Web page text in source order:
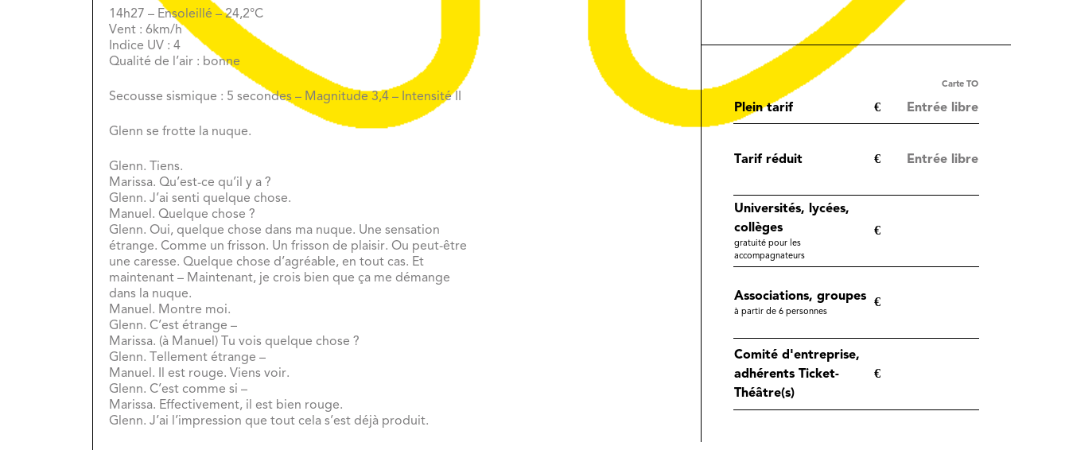
14h27 – Ensoleillé – 24,2°C
Vent : 6km/h
Indice UV : 4
Qualité de l’air : bonne
Secousse sismique : 5 secondes – Magnitude 3,4 – Intensité II
Glenn se frotte la nuque.
Glenn. Tiens.
Marissa. Qu’est-ce qu’il y a ?
Glenn. J’ai senti quelque chose.
Manuel. Quelque chose ?
Glenn. Oui, quelque chose dans ma nuque. Une sensation
étrange. Comme un frisson. Un frisson de plaisir. Ou peut-être
une caresse. Quelque chose d’agréable, en tout cas. Et
maintenant – Maintenant, je crois bien que ça me démange
dans la nuque.
Manuel. Montre moi.
Glenn. C’est étrange –
Marissa. (à Manuel) Tu vois quelque chose ?
Glenn. Tellement étrange –
Manuel. Il est rouge. Viens voir.
Glenn. C’est comme si –
Marissa. Effectivement, il est bien rouge.
Glenn. J’ai l’impression que tout cela s’est déjà produit.
Carte TO
Plein tarif € Entrée libre
Tarif réduit € Entrée libre
Universités, lycées,
collèges
gratuité pour les
accompagnateurs
€
Associations, groupes
à partir de 6 personnes
€
Comité d'entreprise,
adhérents Ticket-
Théâtre(s)
€